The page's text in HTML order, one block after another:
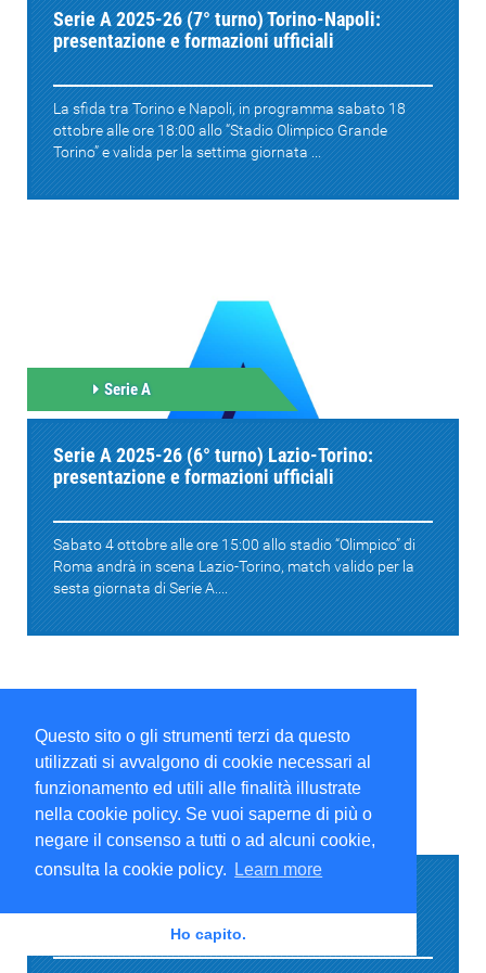
Questo sito o gli strumenti terzi da questo
utilizzati si avvalgono di cookie necessari al
funzionamento ed utili alle finalità illustrate
nella cookie policy. Se vuoi saperne di più o
negare il consenso a tutti o ad alcuni cookie,
consulta la cookie policy.
Learn more
Ho capito.
Serie A 2025-26 (7° turno) Torino-Napoli:
presentazione e formazioni ufficiali
La sfida tra Torino e Napoli, in programma sabato 18
ottobre alle ore 18:00 allo “Stadio Olimpico Grande
Torino” e valida per la settima giornata ...
Serie A
Serie A 2025-26 (6° turno) Lazio-Torino:
presentazione e formazioni ufficiali
Sabato 4 ottobre alle ore 15:00 allo stadio “Olimpico” di
Roma andrà in scena Lazio-Torino, match valido per la
sesta giornata di Serie A....
Serie A
presentazione e formazioni ufficiali